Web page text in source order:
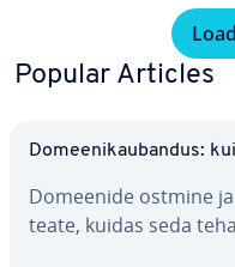
Popular Articles
Do­mee­ni­kau­ban­dus:
Domeenide ostmine
teate, kuidas seda